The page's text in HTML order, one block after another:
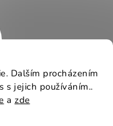
Dalším procházením
s jejich používáním..
a zde